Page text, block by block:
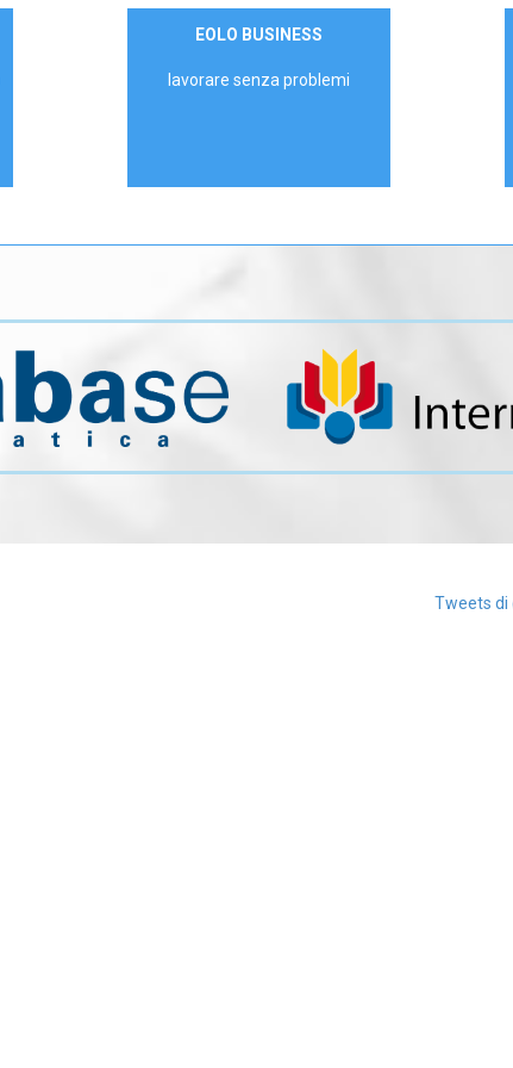
ContattaciEOLO BUSINESS
lavorare senza problemi
Tweets di